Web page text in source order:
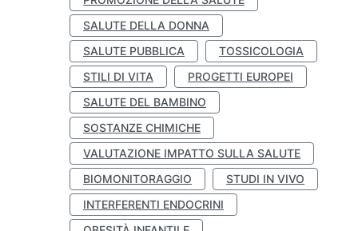
SALUTE DELLA DONNA
SALUTE PUBBLICA
TOSSICOLOGIA
STILI DI VITA
PROGETTI EUROPEI
SALUTE DEL BAMBINO
SOSTANZE CHIMICHE
VALUTAZIONE IMPATTO SULLA SALUTE
BIOMONITORAGGIO
STUDI IN VIVO
INTERFERENTI ENDOCRINI